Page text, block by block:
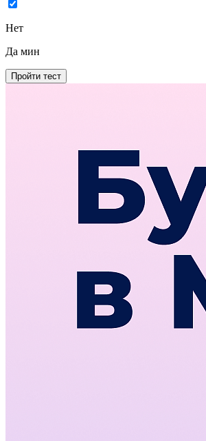
Нет
Да мин
Пройти тест